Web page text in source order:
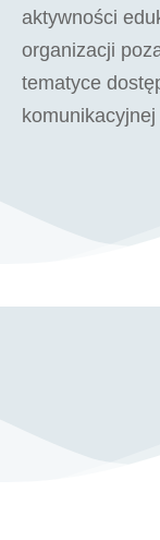
aktywności
organizacji
tematyce